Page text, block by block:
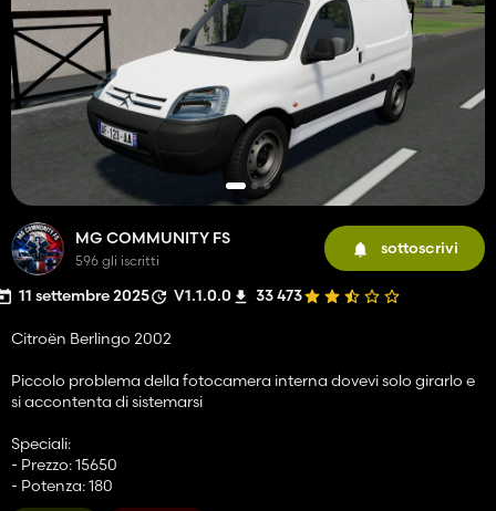
MG COMMUNITY FS
596 gli iscritti
sottoscrivi
11 settembre 2025 V1.1.0.0 33 473
Citroën Berlingo 2002
Piccolo problema della fotocamera interna dovevi solo girarlo e
si accontenta di sistemarsi
Speciali:
- Prezzo: 15650
- Potenza: 180